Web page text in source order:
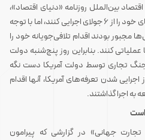
بین‌الملل روزنامه «دنیای اقتصاد»،
قرار بود هر دو کشور افزایش تعرفه‌های خود را از ۶ جولای اجرایی کنند، اما با توجه
مجبور بودند اقدام تلافی‌جویانه خود را
کنند. بنابراین روز پنج‌شنبه دولت
جنگ تجاری توسط دولت آمریکا دست نگه
شدن تعرفه‌های آمریکا، آنها اقدام
به اجرا گذاشتند.
جهانی» در گزارشی که پیرامون